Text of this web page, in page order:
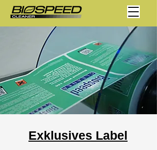
Exklusives Label